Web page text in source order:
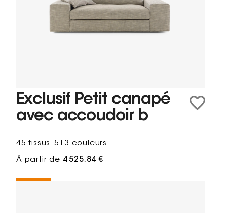
Exclusif Petit canapé
avec accoudoir b
45 tissus 513 couleurs
À partir de 4 525,84 €